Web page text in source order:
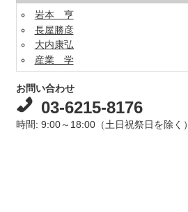
岩本 亨
長屋勝彦
大内康弘
産業 学
お問い合わせ
03-6215-8176
時間: 9:00～18:00（土日祝祭日を除く）